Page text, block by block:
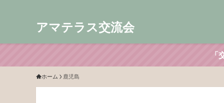
アマテラス交流会
「
ホーム 鹿児島